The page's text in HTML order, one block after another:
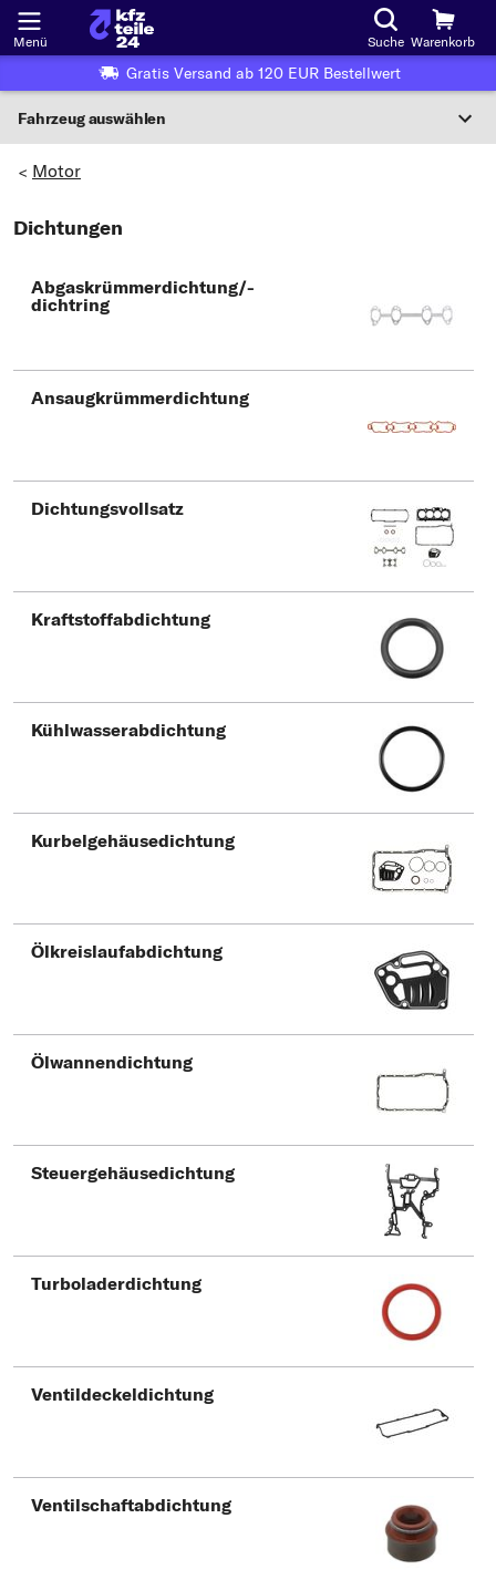
Menü Suche Warenkorb
Gratis Versand ab 120 EUR Bestellwert
Fahrzeug auswählen
Wo finde ich die?
Hersteller wählen
Typ wählen
> Motor
Dichtungen
Abgaskrümmerdichtung/-
dichtring
Ansaugkrümmerdichtung
Dichtungsvollsatz
Kraftstoffabdichtung
Kühlwasserabdichtung
Kurbelgehäusedichtung
Ölkreislaufabdichtung
Ölwannendichtung
Steuergehäusedichtung
Turboladerdichtung
Ventildeckeldichtung
Ventilschaftabdichtung